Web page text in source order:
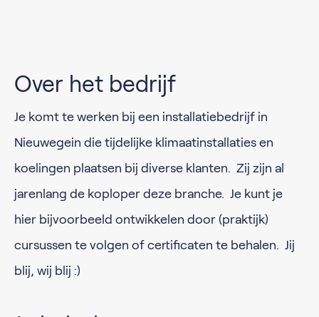
Over het bedrijf
Je komt te werken bij een installatiebedrijf in
Nieuwegein die tijdelijke klimaatinstallaties en
koelingen plaatsen bij diverse klanten. Zij zijn al
jarenlang de koploper deze branche. Je kunt je
hier bijvoorbeeld ontwikkelen door (praktijk)
cursussen te volgen of certificaten te behalen. Jij
blij, wij blij :)